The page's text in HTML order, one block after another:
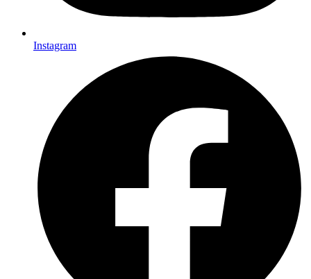
Instagram